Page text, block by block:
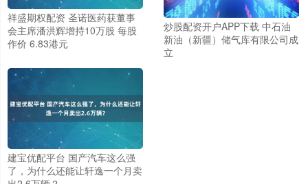
祥盛期权配资 圣诺医药获董事
会主席潘洪辉增持10万股 每股
作价 6.83港元
炒股配资开户APP下载 中石油
新油（新疆）储气库有限公司成
立
建宝优配平台 国产汽车这么强
了，为什么还能让轩逸一个月卖